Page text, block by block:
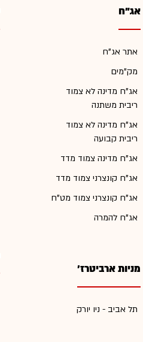
אג"ח
אתר אג"ח
מק"מים
אג"ח מדינה לא צמוד
ריבית משתנה
אג"ח מדינה לא צמוד
ריבית קבועה
אג"ח מדינה צמוד מדד
אג"ח קונצרני צמוד מדד
אג"ח קונצרני צמוד מט"ח
אג"ח להמרה
מניות ארביטרז'
תל אביב - ניו יורק